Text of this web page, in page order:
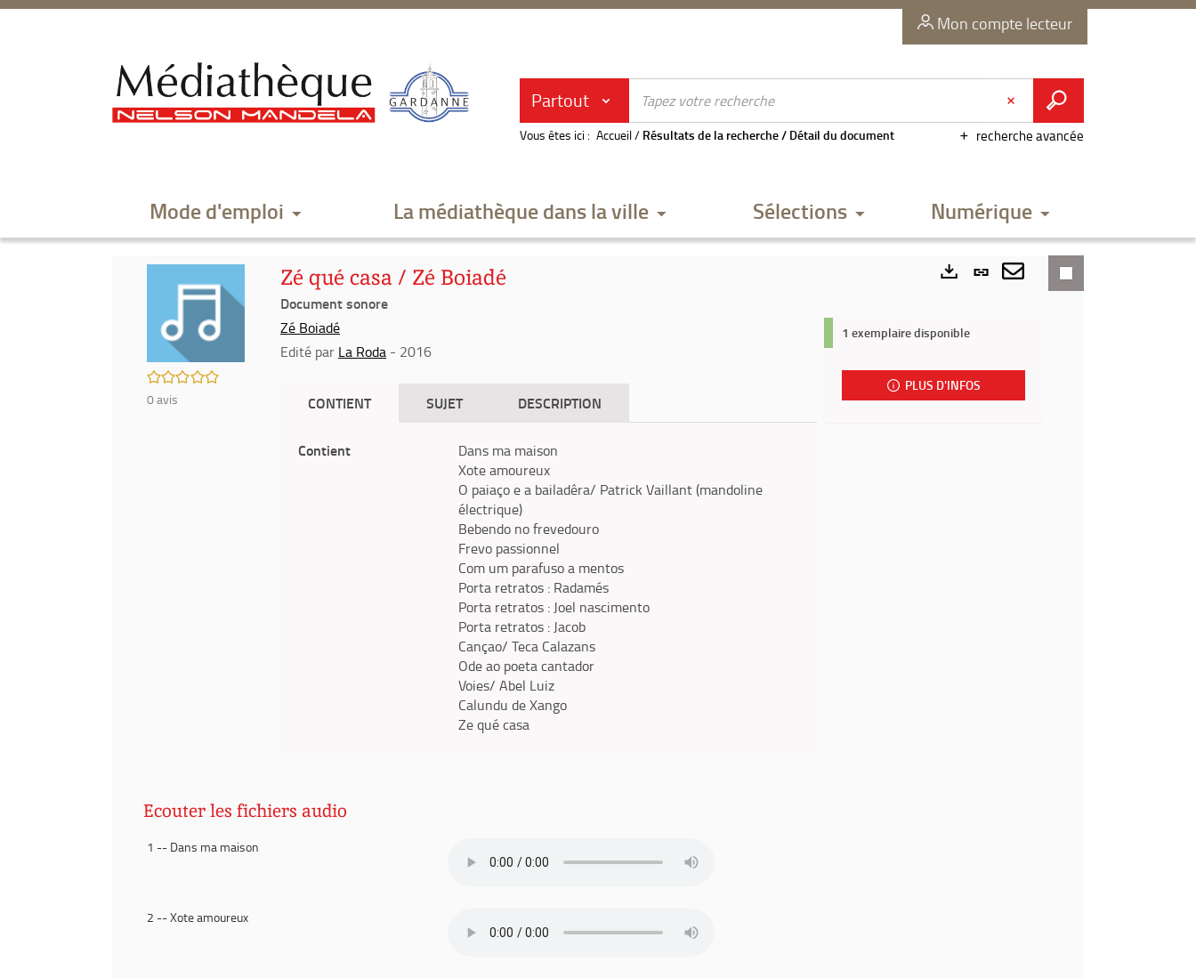
recherche
Mon compte lecteur
Partout
recherche avancée
Vous êtes ici : Accueil/ Résultats de la recherche/ Détail du document
Mode d'emploi La médiathèque dans la ville Sélections Numérique
/5
0avis
Zé qué casa / Zé Boiadé
Document sonore
Zé Boiadé
Edité par La Roda - 2016
CONTIENT SUJET DESCRIPTION
Contient
Dans ma maison
Xote amoureux
O paiaço e a bailadêra/ Patrick Vaillant (mandoline
électrique)
Bebendo no frevedouro
Frevo passionnel
Com um parafuso a mentos
Porta retratos : Radamés
Porta retratos : Joel nascimento
Porta retratos : Jacob
Cançao/ Teca Calazans
Ode ao poeta cantador
Voies/ Abel Luiz
Calundu de Xango
Ze qué casa
Lien
permanent
fenêtre)
Envoyer
mail
1 exemplaire disponible
PLUS D'INFOS
Ecouter les fichiers audio
1 -- Dans ma maison
2 -- Xote amoureux